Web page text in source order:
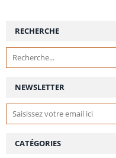
NEWSLETTER
RECHERCHE
CATÉGORIES